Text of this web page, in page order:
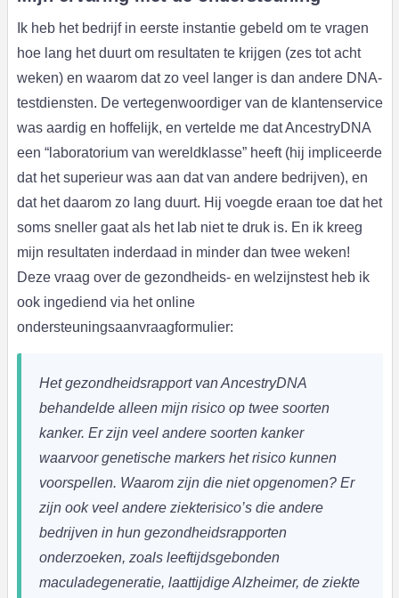
Ik heb het bedrijf in eerste instantie gebeld om te vragen
hoe lang het duurt om resultaten te krijgen (zes tot acht
weken) en waarom dat zo veel langer is dan andere DNA-
testdiensten. De vertegenwoordiger van de klantenservice
was aardig en hoffelijk, en vertelde me dat AncestryDNA
een “laboratorium van wereldklasse” heeft (hij impliceerde
dat het superieur was aan dat van andere bedrijven), en
dat het daarom zo lang duurt. Hij voegde eraan toe dat het
soms sneller gaat als het lab niet te druk is. En ik kreeg
mijn resultaten inderdaad in minder dan twee weken!
Deze vraag over de gezondheids- en welzijnstest heb ik
ook ingediend via het online
ondersteuningsaanvraagformulier:
Het gezondheidsrapport van AncestryDNA
behandelde alleen mijn risico op twee soorten
kanker. Er zijn veel andere soorten kanker
waarvoor genetische markers het risico kunnen
voorspellen. Waarom zijn die niet opgenomen? Er
zijn ook veel andere ziekterisico’s die andere
bedrijven in hun gezondheidsrapporten
onderzoeken, zoals leeftijdsgebonden
maculadegeneratie, laattijdige Alzheimer, de ziekte